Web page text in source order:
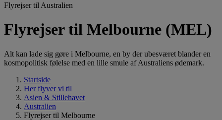
Flyrejser til Australien
Flyrejser til Melbourne (MEL)
Alt kan lade sig gøre i Melbourne, en by der ubesværet blander en
kosmopolitisk følelse med en lille smule af Australiens ødemark.
Startside
Her flyver vi til
Asien & Stillehavet
Australien
Flyrejser til Melbourne